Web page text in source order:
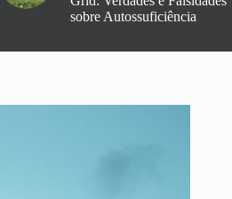
sobre Autossuficiência